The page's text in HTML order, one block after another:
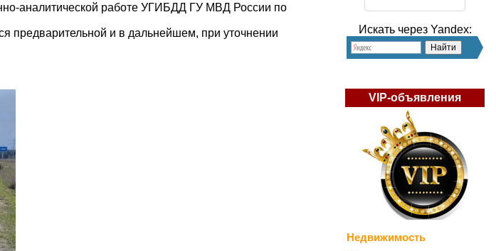
аналитической работе УГИБДД ГУ МВД России по
предварительной и в дальнейшем, при уточнении
Искать через Yandex:
VIP-объявления
Недвижимость